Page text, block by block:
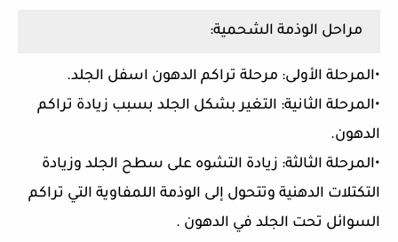
مراحل الوذمة الشحمية:
•المرحلة الأولى: مرحلة تراكم الدهون اسفل الجلد.
•المرحلة الثانية: التغير بشكل الجلد بسبب زيادة تراكم
الدهون.
•المرحلة الثالثة: زيادة التشوه على سطح الجلد وزيادة
التكتلات الدهنية وتتحول إلى الوذمة اللمفاوية التي تراكم
السوائل تحت الجلد في الدهون .